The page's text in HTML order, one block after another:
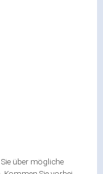
über mögliche